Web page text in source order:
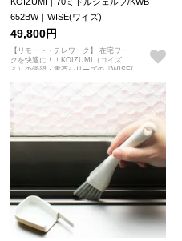
652BW｜WISE(ワイズ)
49,800円
【リモート・テレワーク】 在宅ワー
クを快適に！！KOIZUMI（コイズ
ミ）の学習・書斎シリーズの『WISE/